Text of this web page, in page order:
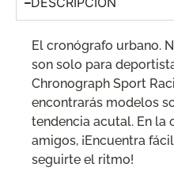
El cronógrafo urbano.
son solo para
Chronograph Sport
encontrarás modelos
tendencia acutal. En la
amigos, ¡Encuentra
seguirte el ritmo!